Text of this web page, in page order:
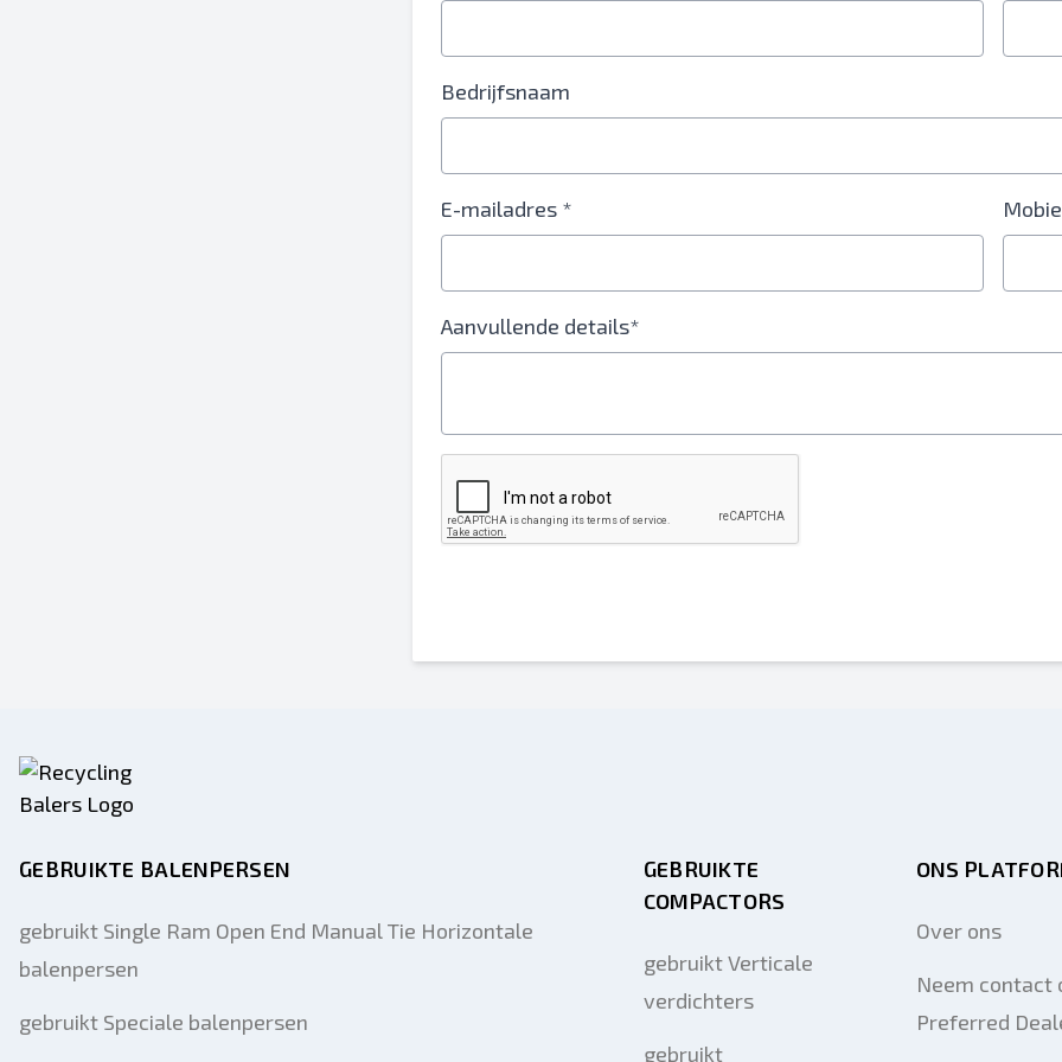
Bedrijfsnaam
E-mailadres *
Aanvullende details*
GEBRUIKTE BALENPERSEN
gebruikt Single Ram Open End Manual Tie Horizontale
balenpersen
gebruikt Speciale balenpersen
GEBRUIKTE
COMPACTORS
gebruikt Verticale
verdichters
gebruikt
ONS
Over ons
Neem contact
Preferred